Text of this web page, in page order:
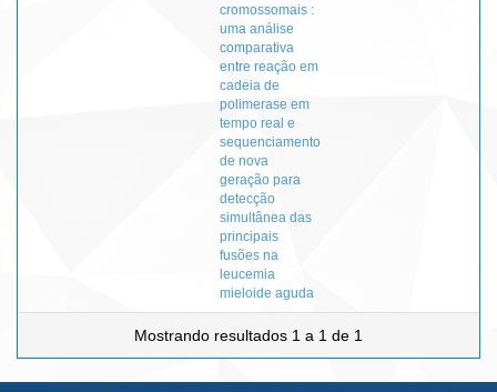
cromossomais :
uma análise
comparativa
entre reação em
cadeia de
polimerase em
tempo real e
sequenciamento
de nova
geração para
detecção
simultânea das
principais
fusões na
leucemia
mieloide aguda
Mostrando resultados 1 a 1 de 1